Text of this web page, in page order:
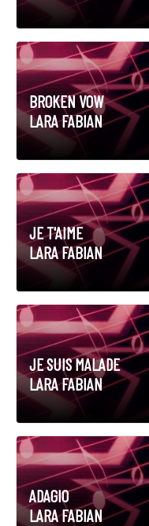
BROKEN VOW
LARA FABIAN
JE T'AIME
LARA FABIAN
JE SUIS MALADE
LARA FABIAN
ADAGIO
LARA FABIAN